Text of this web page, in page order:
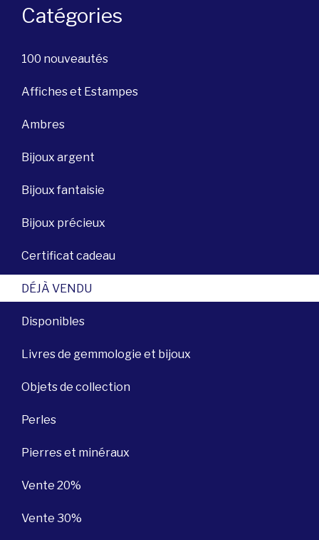
Catégories
100 nouveautés
Affiches et Estampes
Ambres
Bijoux argent
Bijoux fantaisie
Bijoux précieux
Certificat cadeau
DÉJÀ VENDU
Disponibles
Livres de gemmologie et bijoux
Objets de collection
Perles
Pierres et minéraux
Vente 20%
Vente 30%